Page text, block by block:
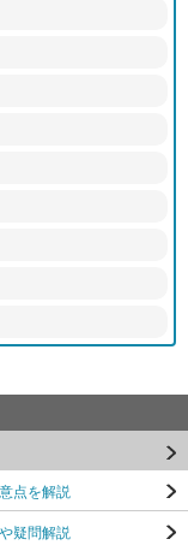
点を解説
疑問解説